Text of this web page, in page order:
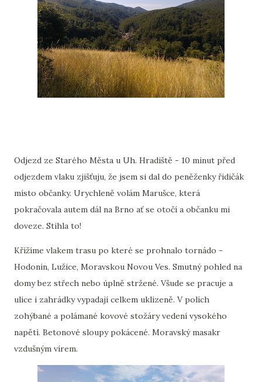
Odjezd ze Starého Města u Uh. Hradiště - 10 minut před
odjezdem vlaku zjišťuju, že jsem si dal do peněženky řidičák
místo občanky. Urychleně volám Marušce, která
pokračovala autem dál na Brno ať se otočí a občanku mi
doveze. Stihla to!
Křížíme vlakem trasu po které se prohnalo tornádo -
Hodonín, Lužice, Moravskou Novou Ves. Smutný pohled na
domy bez střech nebo úplně stržené. Všude se pracuje a
ulice i zahrádky vypadají celkem uklizeně. V polích
zohýbané a polámané kovové stožáry vedení vysokého
napětí. Betonové sloupy pokácené. Moravský masakr
vzdušným vírem.